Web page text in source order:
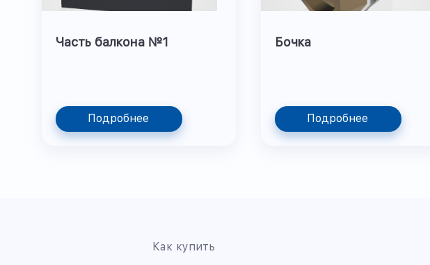
Часть балкона №1
Подробнее
Бочка
Подробнее
Как купить